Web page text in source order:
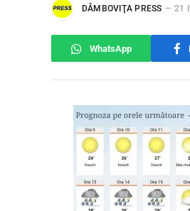
DÂMBOVIŢA PRESS 21
WhatsApp